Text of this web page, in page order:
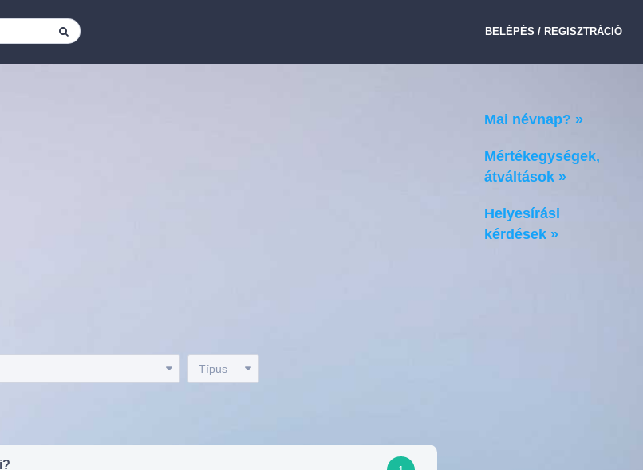
BELÉPÉS / REGISZTRÁCIÓ
Típus
Mai névnap? »
Mértékegységek,
átváltások »
Helyesírási
kérdések »